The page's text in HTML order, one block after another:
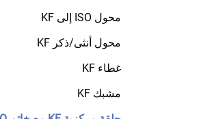
محول ISO إلى KF
محول أنثى/ذكر KF
غطاء KF
مشبك KF